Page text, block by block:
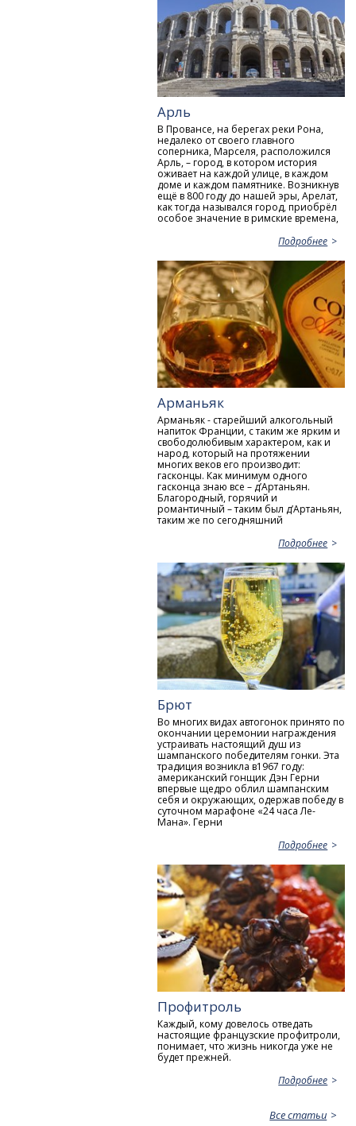
Арль
В Провансе, на берегах реки Рона,
недалеко от своего главного
соперника, Марселя, расположился
Арль, – город, в котором история
оживает на каждой улице, в каждом
доме и каждом памятнике. Возникнув
ещё в 800 году до нашей эры, Арелат,
как тогда назывался город, приобрёл
особое значение в римские времена,
Подробнее
Арманьяк
Арманьяк - старейший алкогольный
напиток Франции, с таким же ярким и
свободолюбивым характером, как и
народ, который на протяжении
многих веков его производит:
гасконцы. Как минимум одного
гасконца знаю все – д’Артаньян.
Благородный, горячий и
романтичный – таким был д’Артаньян,
таким же по сегодняшний
Подробнее
Брют
Во многих видах автогонок принято по
окончании церемонии награждения
устраивать настоящий душ из
шампанского победителям гонки. Эта
традиция возникла в1967 году:
американский гонщик Дэн Герни
впервые щедро облил шампанским
себя и окружающих, одержав победу в
суточном марафоне «24 часа Ле-
Мана». Герни
Подробнее
Профитроль
Каждый, кому довелось отведать
настоящие французские профитроли,
понимает, что жизнь никогда уже не
будет прежней.
Подробнее
Все статьи